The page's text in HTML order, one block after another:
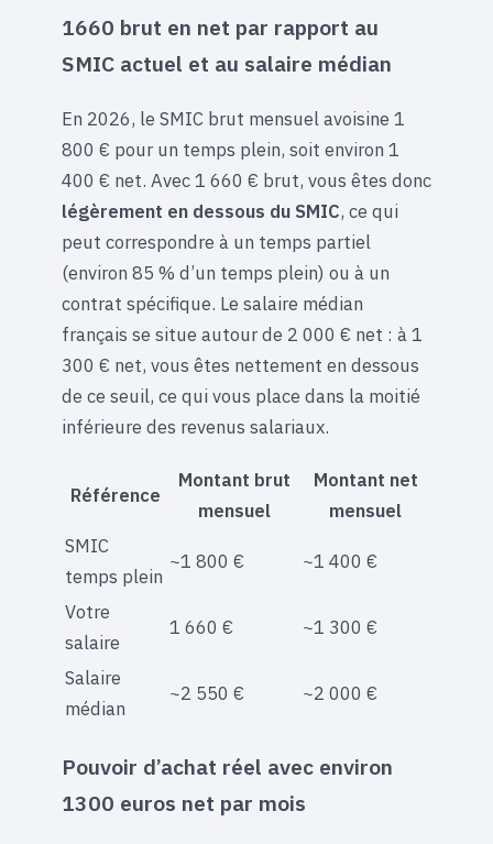
1660 brut en net par rapport au
SMIC actuel et au salaire médian
En 2026, le SMIC brut mensuel avoisine 1
800 € pour un temps plein, soit environ 1
400 € net. Avec 1 660 € brut, vous êtes donc
légèrement en dessous du SMIC, ce qui
peut correspondre à un temps partiel
(environ 85 % d’un temps plein) ou à un
contrat spécifique. Le salaire médian
français se situe autour de 2 000 € net : à 1
300 € net, vous êtes nettement en dessous
de ce seuil, ce qui vous place dans la moitié
inférieure des revenus salariaux.
Référence
Montant brut
mensuel
Montant net
mensuel
SMIC
temps plein
~1 800 € ~1 400 €
Votre
salaire
1 660 € ~1 300 €
Salaire
médian
~2 550 € ~2 000 €
Pouvoir d’achat réel avec environ
1300 euros net par mois